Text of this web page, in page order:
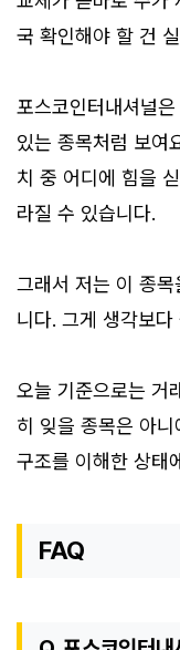
국 확인해야 할 건
포스코인터내셔널
있는 종목처럼 보여
치 중 어디에 힘을
라질 수 있습니다.
그래서 저는 이 종
니다. 그게 생각보
오늘 기준으로는 거
히 잊을 종목은 아
구조를 이해한 상태
FAQ